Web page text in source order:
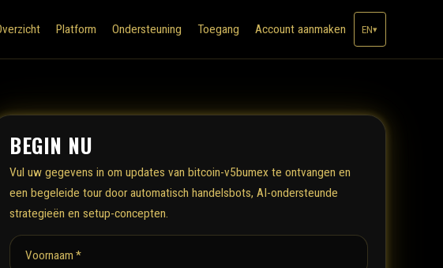
Platform Ondersteuning Toegang Account aanmaken EN▾
BEGIN NU
Vul uw gegevens in om updates van bitcoin-v5bumex te ontvangen en
een begeleide tour door automatisch handelsbots, AI-ondersteunde
strategieën en setup-concepten.
Voornaam *